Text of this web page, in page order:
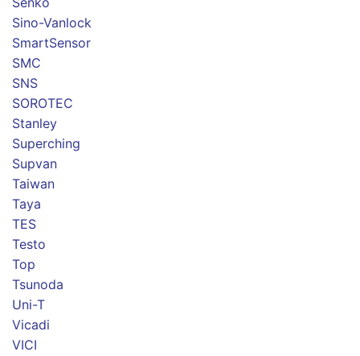
Sino-Vanlock
SmartSensor
SMC
SNS
SOROTEC
Stanley
Superching
Supvan
Taiwan
Taya
TES
Testo
Top
Tsunoda
Uni-T
Vicadi
VICI